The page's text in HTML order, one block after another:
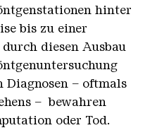
hinter
bis zu einer
diesen Ausbau
Diagnosen – oftmals
– bewahren
oder Tod.